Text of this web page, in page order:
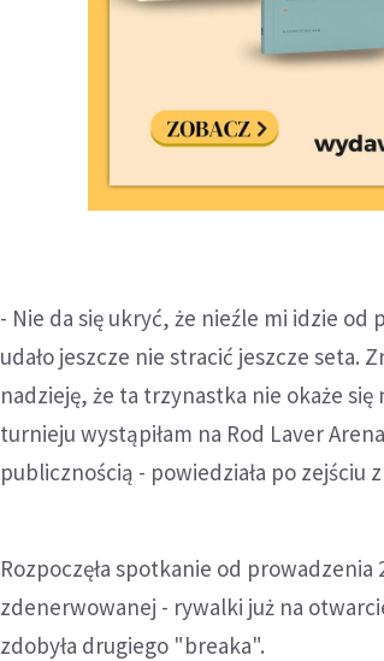
- Nie da się ukryć, że nieźle mi idzie
udało jeszcze nie stracić jeszcze seta.
nadzieję, że ta trzynastka nie okaże
turnieju wystąpiłam na Rod Laver
publicznością - powiedziała po zejściu
Rozpoczęła spotkanie od
zdenerwowanej - rywalki już na
zdobyła drugiego "breaka".